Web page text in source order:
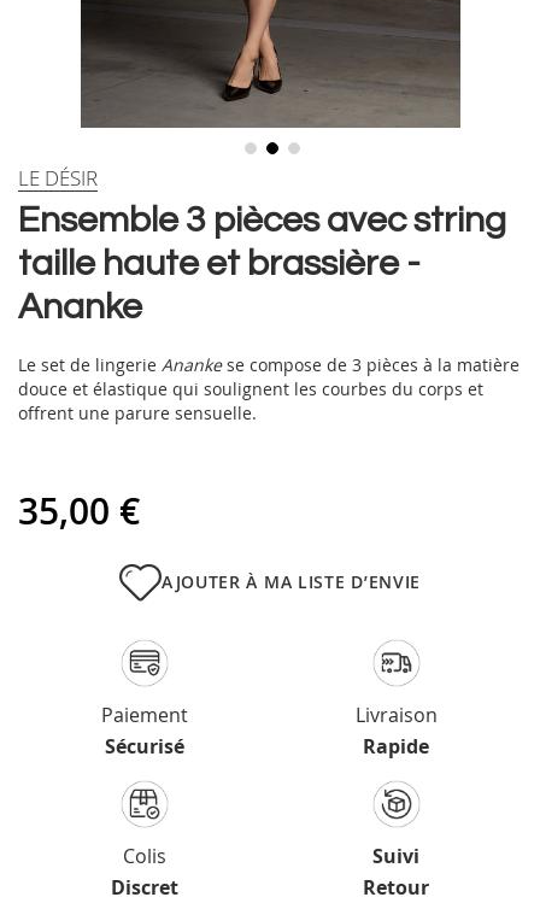
Skip
the
beginning
the
images
Ensemble 3 pièces avec string
taille haute et brassière -
Ananke
LE DÉSIR
Le set de lingerie Anankese compose de 3 pièces à la matière
douce et élastique qui soulignent les courbes du corps et
offrent une parure sensuelle.
35,00 €
AJOUTER À MA LISTE D’ENVIE
Paiement
Sécurisé
Livraison
Rapide
Colis
Discret
Suivi
Retour